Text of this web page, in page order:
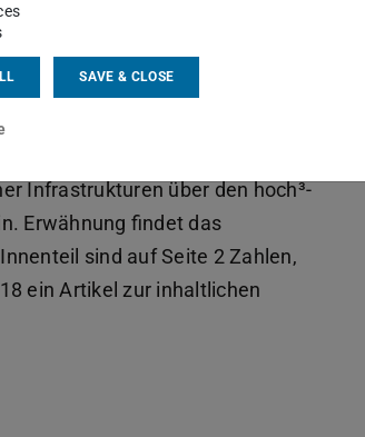
Infrastrukturen über den hoch³-
Erwähnung findet das
sind auf Seite 2 Zahlen,
ein Artikel zur inhaltlichen
SAVE & CLOSE